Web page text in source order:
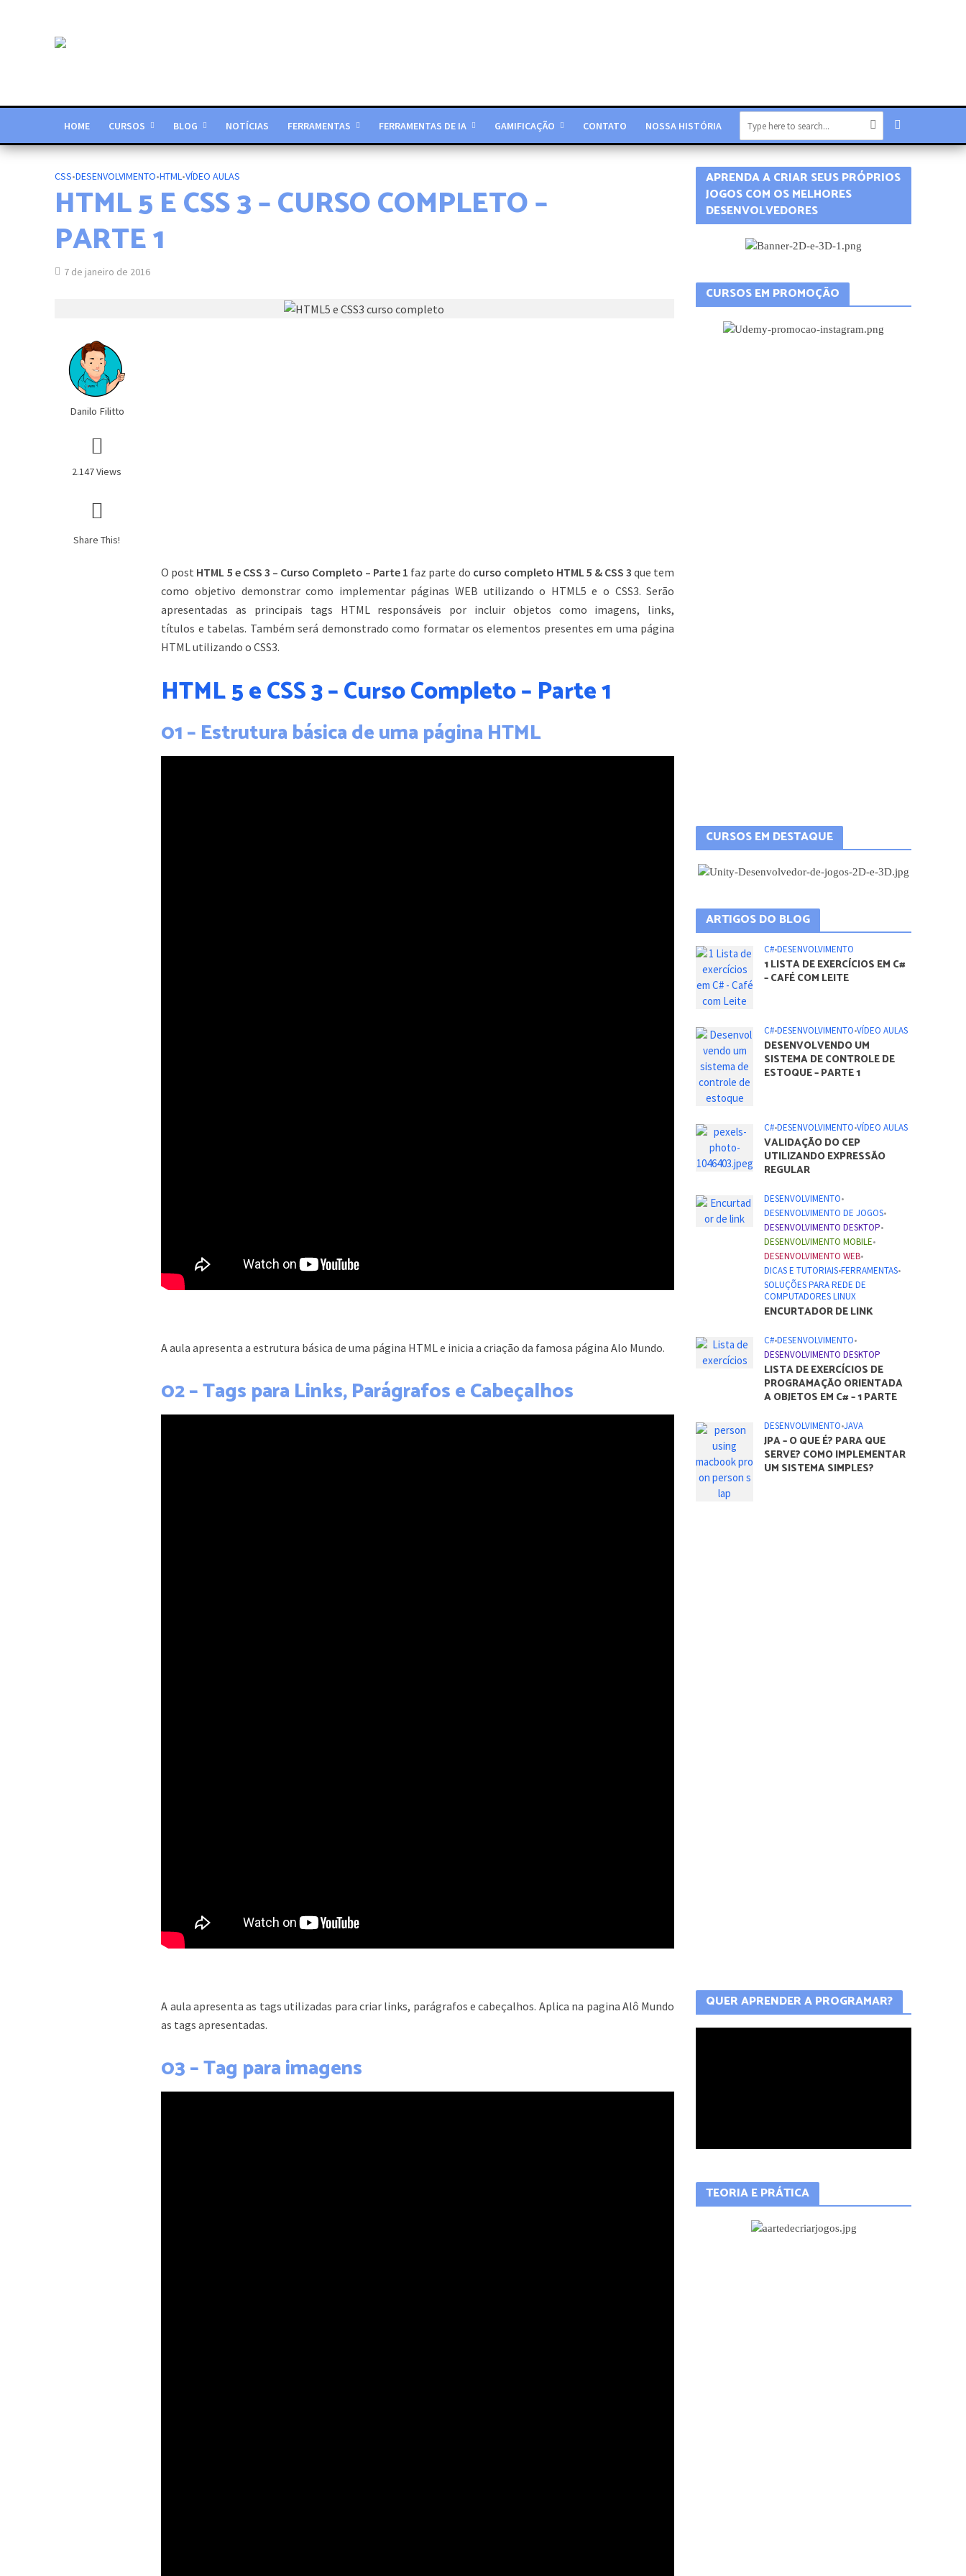
HOME CURSOS BLOG NOTÍCIAS FERRAMENTAS FERRAMENTAS DE IA GAMIFICAÇÃO CONTATO NOSSA HISTÓRIA
CSS•DESENVOLVIMENTO•HTML•VÍDEO AULAS
HTML 5 E CSS 3 – CURSO COMPLETO –
PARTE 1
7 de janeiro de 2016
Danilo Filitto
2.147 Views
Share This!
O post HTML 5 e CSS 3 – Curso Completo – Parte 1 faz parte do curso completo HTML 5 & CSS 3que tem
como objetivo demonstrar como implementar páginas WEB utilizando o HTML5 e o CSS3. Serão
apresentadas as principais tags HTML responsáveis por incluir objetos como imagens, links,
títulos e tabelas. Também será demonstrado como formatar os elementos presentes em uma página
HTML utilizando o CSS3.
HTML 5 e CSS 3 – Curso Completo – Parte 1
01 – Estrutura básica de uma página HTML
A aula apresenta a estrutura básica de uma página HTML e inicia a criação da famosa página Alo Mundo.
02 – Tags para Links, Parágrafos e Cabeçalhos
A aula apresenta as tags utilizadas para criar links, parágrafos e cabeçalhos. Aplica na pagina Alô Mundo
as tags apresentadas.
03 – Tag para imagens
APRENDA A CRIAR SEUS PRÓPRIOS
JOGOS COM OS MELHORES
DESENVOLVEDORES
CURSOS EM PROMOÇÃO
CURSOS EM DESTAQUE
ARTIGOS DO BLOG
C#•DESENVOLVIMENTO
1 LISTA DE EXERCÍCIOS EM C#
– CAFÉ COM LEITE
C#•DESENVOLVIMENTO•VÍDEO AULAS
DESENVOLVENDO UM
SISTEMA DE CONTROLE DE
ESTOQUE – PARTE 1
C#•DESENVOLVIMENTO•VÍDEO AULAS
VALIDAÇÃO DO CEP
UTILIZANDO EXPRESSÃO
REGULAR
DESENVOLVIMENTO•
DESENVOLVIMENTO DE JOGOS•
DESENVOLVIMENTO DESKTOP•
DESENVOLVIMENTO MOBILE•
DESENVOLVIMENTO WEB•
DICAS E TUTORIAIS•FERRAMENTAS•
SOLUÇÕES PARA REDE DE
COMPUTADORES LINUX
ENCURTADOR DE LINK
C#•DESENVOLVIMENTO•
DESENVOLVIMENTO DESKTOP
LISTA DE EXERCÍCIOS DE
PROGRAMAÇÃO ORIENTADA
A OBJETOS EM C# – 1 PARTE
DESENVOLVIMENTO•JAVA
JPA – O QUE É? PARA QUE
SERVE? COMO IMPLEMENTAR
UM SISTEMA SIMPLES?
QUER APRENDER A PROGRAMAR?
TEORIA E PRÁTICA